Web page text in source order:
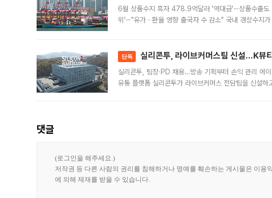
6월 상품수지 흑자 478.9억달러 '역대급'⋯상품수출
위'⋯"유가ㆍ환율 영향 출국자 수 감소" 국내 경상수지
단독 실리콘투, 라이브커머스팀 신설…K뷰
실리콘투, 팀장·PD 채용…방송 기획부터 손익 관리 에
유통 플랫폼 실리콘투가 라이브커머스 전담팀을 신설
댓글